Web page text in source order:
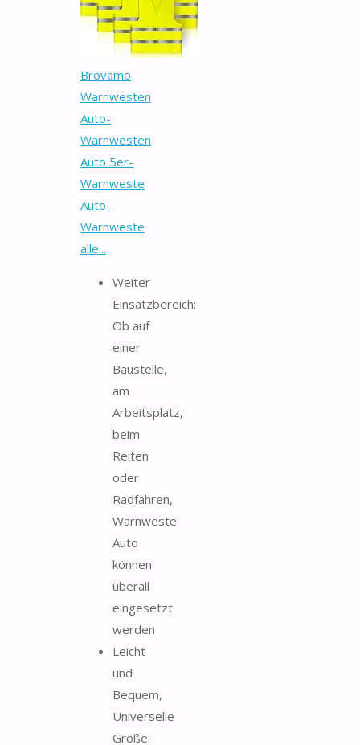
Brovamo
Warnwesten
Auto-
Warnwesten
Auto 5er-
Warnweste
Auto-
Warnweste
alle...
Weiter
Einsatzbereich:
Ob auf
einer
Baustelle,
am
Arbeitsplatz,
beim
Reiten
oder
Radfahren,
Warnweste
Auto
können
überall
eingesetzt
werden
Leicht
und
Bequem,
Universelle
Größe: